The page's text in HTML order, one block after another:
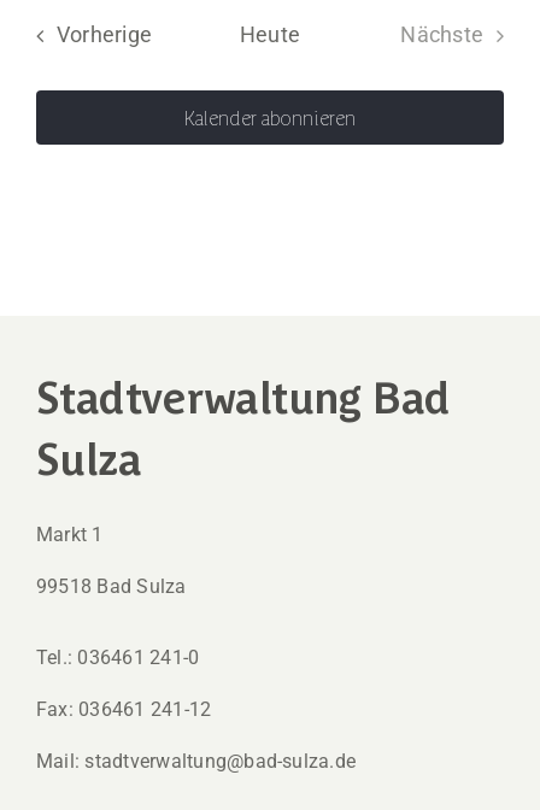
Vorherige Veranstaltungen
Heute
Nächste
Kalender abonnieren
Stadtverwaltung Bad
Sulza
Markt 1
99518 Bad Sulza
Tel.: 036461 241-0
Fax: 036461 241-12
Mail: stadtverwaltung@bad-sulza.de